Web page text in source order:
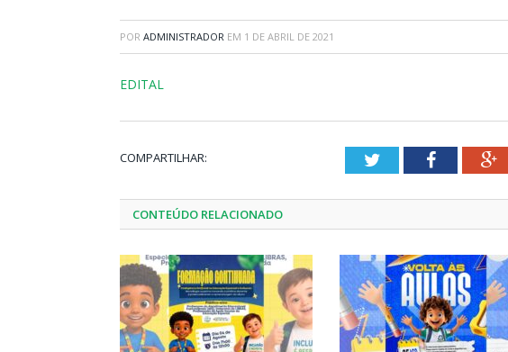
POR ADMINISTRADOR EM 1 DE ABRIL DE 2021
EDITAL
COMPARTILHAR: TwitterFacebook
CONTEÚDO RELACIONADO